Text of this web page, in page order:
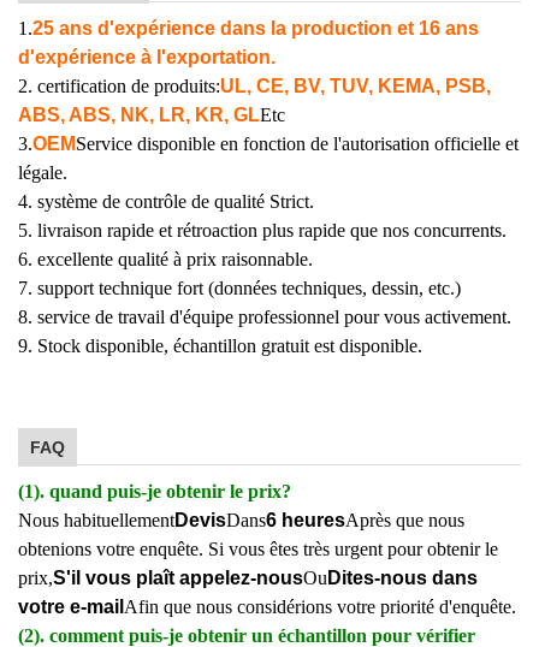
1.25 ans d'expérience dans la production et 16 ans
d'expérience à l'exportation.
2. certification de produits:UL, CE, BV, TUV, KEMA, PSB,
ABS, ABS, NK, LR, KR, GLEtc
3.OEMService disponible en fonction de l'autorisation officielle et
légale.
4. système de contrôle de qualité Strict.
5. livraison rapide et rétroaction plus rapide que nos concurrents.
6. excellente qualité à prix raisonnable.
7. support technique fort (données techniques, dessin, etc.)
8. service de travail d'équipe professionnel pour vous activement.
9. Stock disponible, échantillon gratuit est disponible.
FAQ
(1). quand puis-je obtenir le prix?
Nous habituellementDevisDans6 heuresAprès que nous
obtenions votre enquête. Si vous êtes très urgent pour obtenir le
prix,S'il vous plaît appelez-nousOu Dites-nous dans
votre e-mail Afin que nous considérions votre priorité d'enquête.
(2). comment puis-je obtenir un échantillon pour vérifier